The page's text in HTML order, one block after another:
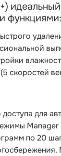
функциями:
(5 скоростей
для
по 20